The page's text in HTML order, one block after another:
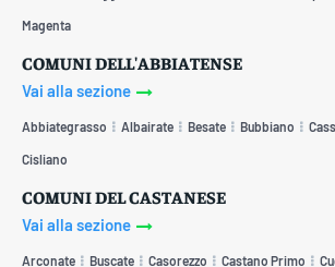
Magenta
COMUNI DELL'ABBIATENSE
Vai alla sezione
Abbiategrasso Albairate Besate Bubbiano
Cisliano
COMUNI DEL CASTANESE
Vai alla sezione
Arconate Buscate Casorezzo Castano Primo